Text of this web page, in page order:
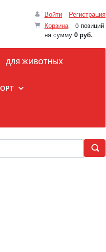
Войти
Регистрация
Корзина
0 позиций
на сумму 0 руб.
ДЛЯ ЖИВОТНЫХ